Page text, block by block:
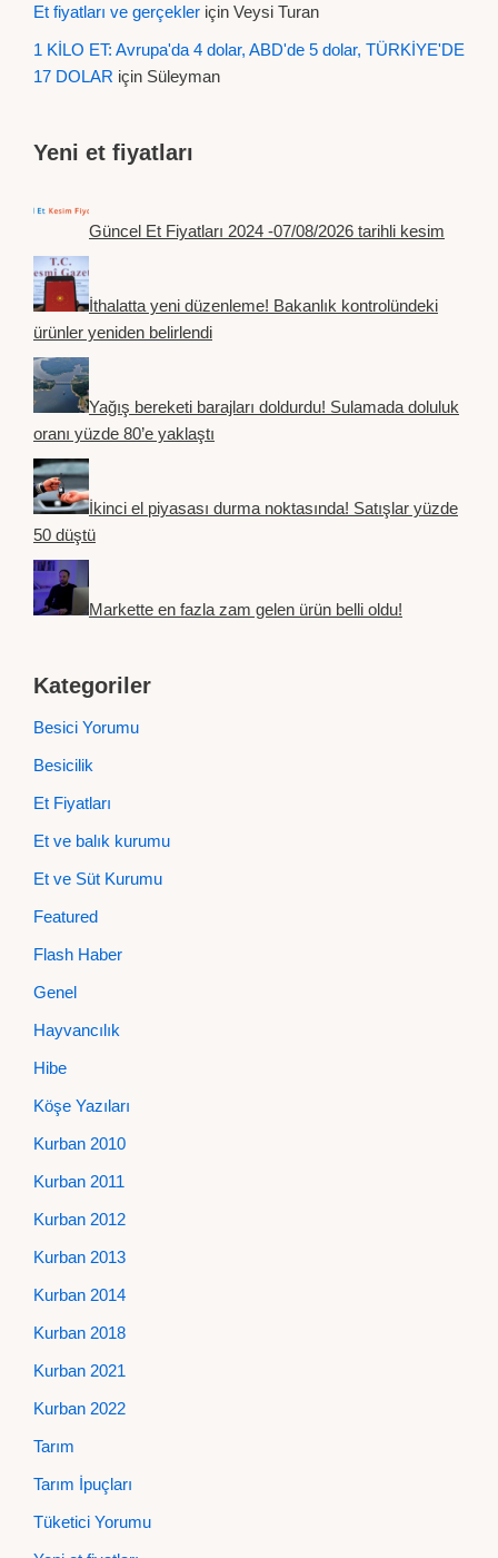
Et fiyatları ve gerçekler için Veysi Turan
1 KİLO ET: Avrupa'da 4 dolar, ABD'de 5 dolar, TÜRKİYE'DE
17 DOLAR için Süleyman
Yeni et fiyatları
Güncel Et Fiyatları 2024 -07/08/2026 tarihli kesim
İthalatta yeni düzenleme! Bakanlık kontrolündeki
ürünler yeniden belirlendi
Yağış bereketi barajları doldurdu! Sulamada doluluk
oranı yüzde 80’e yaklaştı
İkinci el piyasası durma noktasında! Satışlar yüzde
50 düştü
Markette en fazla zam gelen ürün belli oldu!
Kategoriler
Besici Yorumu
Besicilik
Et Fiyatları
Et ve balık kurumu
Et ve Süt Kurumu
Featured
Flash Haber
Genel
Hayvancılık
Hibe
Köşe Yazıları
Kurban 2010
Kurban 2011
Kurban 2012
Kurban 2013
Kurban 2014
Kurban 2018
Kurban 2021
Kurban 2022
Tarım
Tarım İpuçları
Tüketici Yorumu